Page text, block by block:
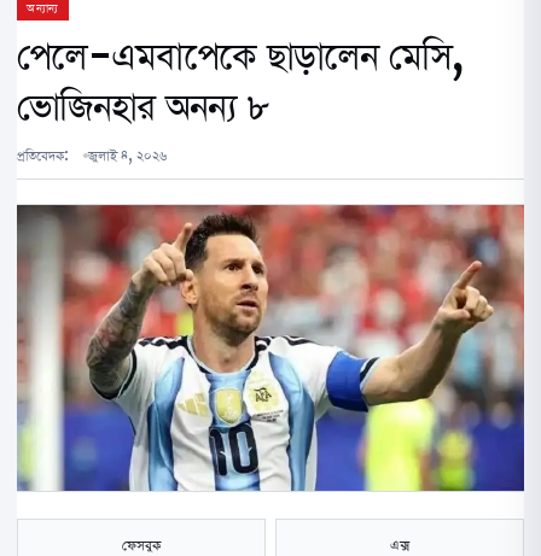
অন্যান্য
পেলে-এমবাপেকে ছাড়ালেন মেসি,
ভোজিনহার অনন্য ৮
প্রতিবেদক: জুলাই ৪, ২০২৬
ফেসবুক এক্স